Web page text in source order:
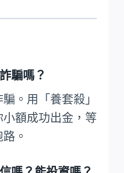
騙嗎？
。用「養套殺」
額成功出金，等
。